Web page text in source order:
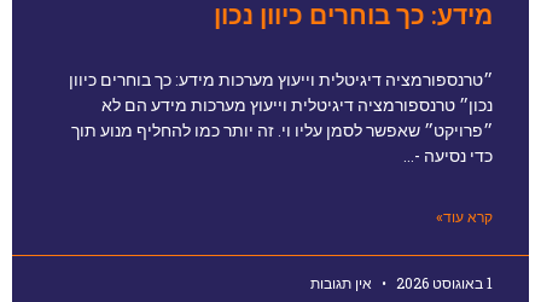
מידע: כך בוחרים כיוון נכון
״טרנספורמציה דיגיטלית וייעוץ מערכות מידע: כך בוחרים כיוון
נכון״ טרנספורמציה דיגיטלית וייעוץ מערכות מידע הם לא
״פרויקט״ שאפשר לסמן עליו וי. זה יותר כמו להחליף מנוע תוך
כדי נסיעה -…
קרא עוד»
1 באוגוסט 2026 אין תגובות